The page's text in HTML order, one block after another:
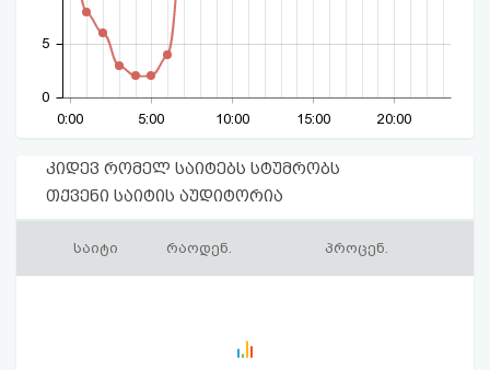
0:00 5:00 10:00 15:00 20:00
0
5
კიდევ რომელ საიტებს სტუმრობს
თქვენი საიტის აუდიტორია
საიტი რაოდენ. პროცენ.